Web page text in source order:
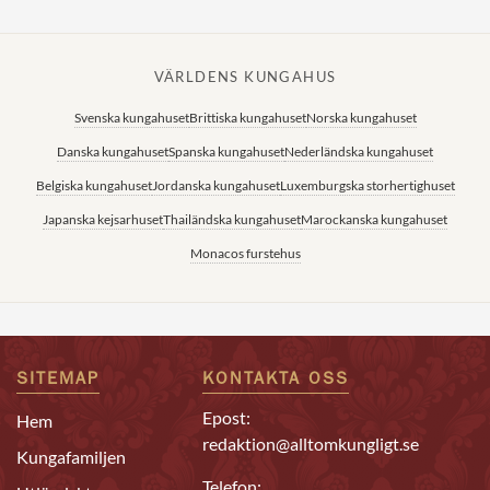
VÄRLDENS KUNGAHUS
Svenska kungahusetBrittiska kungahusetNorska kungahuset
Danska kungahusetSpanska kungahusetNederländska kungahuset
Belgiska kungahusetJordanska kungahusetLuxemburgska storhertighuset
Japanska kejsarhusetThailändska kungahusetMarockanska kungahuset
Monacos furstehus
SITEMAP
Hem
Kungafamiljen
KONTAKTA OSS
Epost:
redaktion@alltomkungligt.se